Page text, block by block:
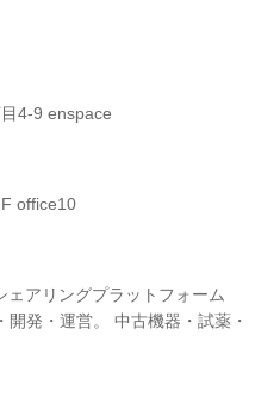
4-9 enspace
office10
アリングプラットフォーム
開発・運営。 中古機器・試薬・